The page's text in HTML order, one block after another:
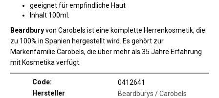
geeignet für empfindliche Haut
Inhalt 100ml.
Beardburyvon Carobels ist eine komplette Herrenkosmetik, die
zu 100% in Spanien hergestellt wird. Es gehört zur
Markenfamilie Carobels, die über mehr als 35 Jahre Erfahrung
mit Kosmetika verfügt.
Code:
0412641
Hersteller
Beardburys / Carobels